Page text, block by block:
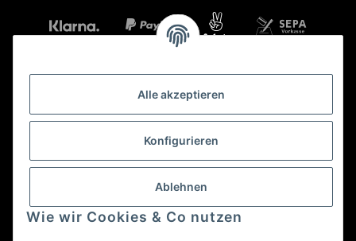
Alle akzeptieren
Konfigurieren
Ablehnen
Wie wir Cookies & Co nutzen
Kontaktzeiten